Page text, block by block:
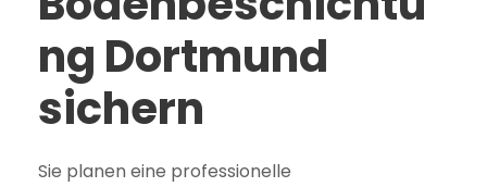
ng Dortmund
sichern
Sie planen eine professionelle